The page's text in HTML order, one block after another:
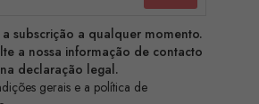
subscrição a qualquer momento.
a nossa informação de contacto
na declaração legal.
gerais e a política de